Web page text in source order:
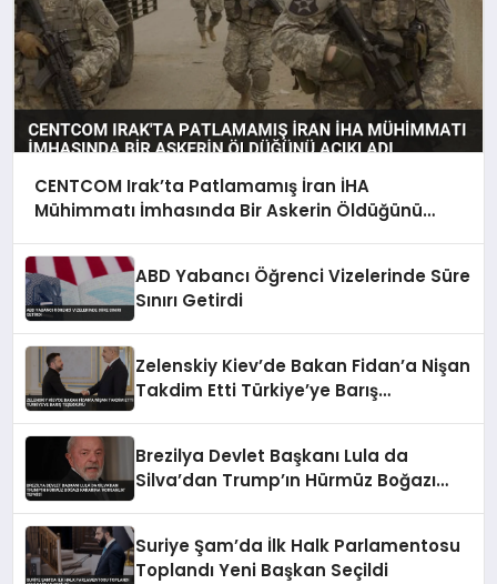
CENTCOM Irak’ta Patlamamış İran İHA
Mühimmatı İmhasında Bir Askerin Öldüğünü
ABD Yabancı Öğrenci Vizelerinde Süre
Sınırı Getirdi
Zelenskiy Kiev’de Bakan Fidan’a Nişan
Takdim Etti Türkiye’ye Barış
Brezilya Devlet Başkanı Lula da
Silva’dan Trump’ın Hürmüz Boğazı
Suriye Şam’da İlk Halk Parlamentosu
Toplandı Yeni Başkan Seçildi